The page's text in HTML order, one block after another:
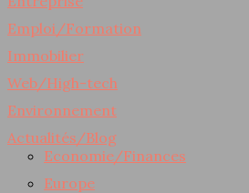
Emploi/Formation
Immobilier
Web/High-tech
Environnement
Actualités/Blog
Economie/Finances
Europe